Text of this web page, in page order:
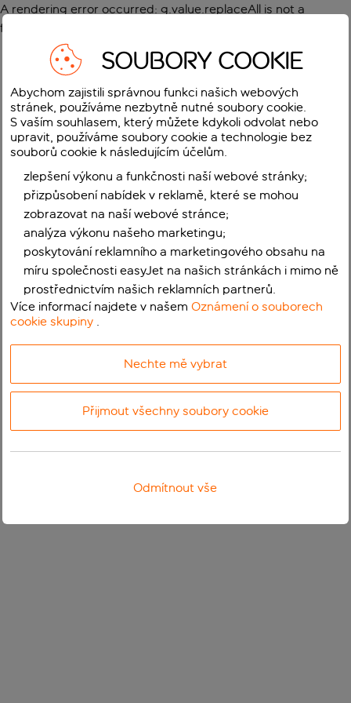
A rendering error occurred: g.value.replaceAll is not a
function
SOUBORY COOKIE
Abychom zajistili správnou funkci našich webových
stránek, používáme nezbytně nutné soubory cookie.
S vaším souhlasem, který můžete kdykoli odvolat nebo
upravit, používáme soubory cookie a technologie bez
souborů cookie k následujícím účelům.
zlepšení výkonu a funkčnosti naší webové stránky;
přizpůsobení nabídek v reklamě, které se mohou
zobrazovat na naší webové stránce;
analýza výkonu našeho marketingu;
poskytování reklamního a marketingového obsahu na
míru společnosti easyJet na našich stránkách i mimo ně
prostřednictvím našich reklamních partnerů.
Více informací najdete v našemOznámení o souborech
cookie skupiny .
Nechte mě vybrat
Přijmout všechny soubory cookie
Odmítnout vše